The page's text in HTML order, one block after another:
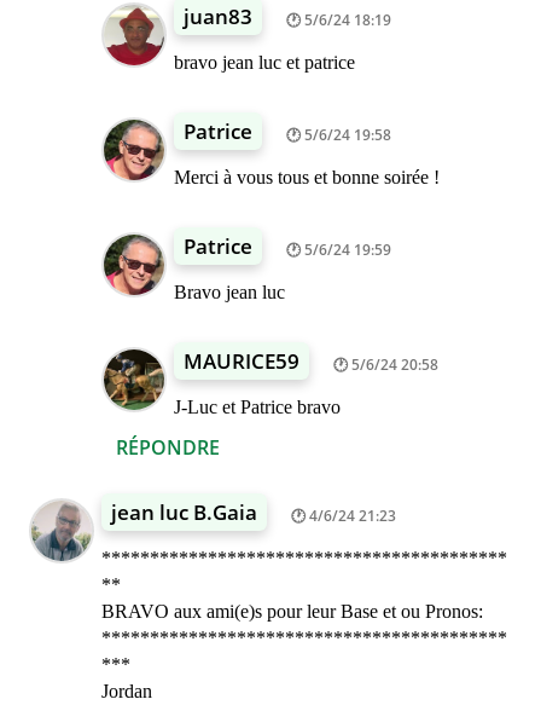
RÉPONDRE
juan83 5/6/24 18:19
bravo jean luc et patrice
Patrice 5/6/24 19:58
Merci à vous tous et bonne soirée !
Patrice 5/6/24 19:59
Bravo jean luc
MAURICE59 5/6/24 20:58
J-Luc et Patrice bravo
jean luc B.Gaia 4/6/24 21:23
******************************************
**
BRAVO aux ami(e)s pour leur Base et ou Pronos:
******************************************
***
Jordan